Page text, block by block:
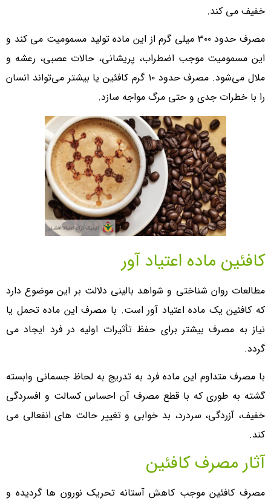
خفیف می کند.
مصرف حدود ۳۰۰ میلی گرم از این ماده تولید مسمومیت می کند و
این مسمومیت موجب اضطراب، پریشانی، حالات عصبی، رعشه و
ملال می‌شود. مصرف حدود ۱۰ گرم کافئین یا بیشتر می‌تواند انسان
را با خطرات جدی و حتی مرگ مواجه سازد.
کافئین ماده اعتیاد آور
مطالعات روان شناختی و شواهد بالینی دلالت بر این موضوع دارد
که کافئین یک ماده اعتیاد آور است. با مصرف این ماده تحمل یا
نیاز به مصرف بیشتر برای حفظ تأثیرات اولیه در فرد ایجاد می
گردد.
با مصرف متداوم این ماده فرد به تدریج به لحاظ جسمانی وابسته
گشته به طوری که با قطع مصرف آن احساس کسالت و افسردگی
خفیف، آزردگی، سردرد، بد خوابی و تغییر حالت های انفعالی می
کند.
آثار مصرف کافئین
مصرف کافئین موجب کاهش آستانه تحریک نورون ها گردیده و